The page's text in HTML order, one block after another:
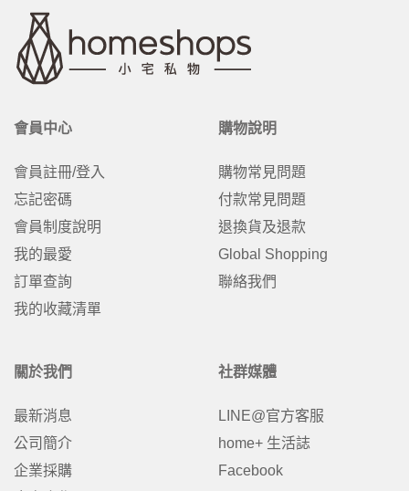
會員中心
會員註冊/登入
忘記密碼
會員制度說明
我的最愛
訂單查詢
我的收藏清單
購物說明
購物常見問題
付款常見問題
退換貨及退款
Global Shopping
聯絡我們
關於我們
最新消息
公司簡介
企業採購
社群媒體
LINE@官方客服
home+ 生活誌
Facebook